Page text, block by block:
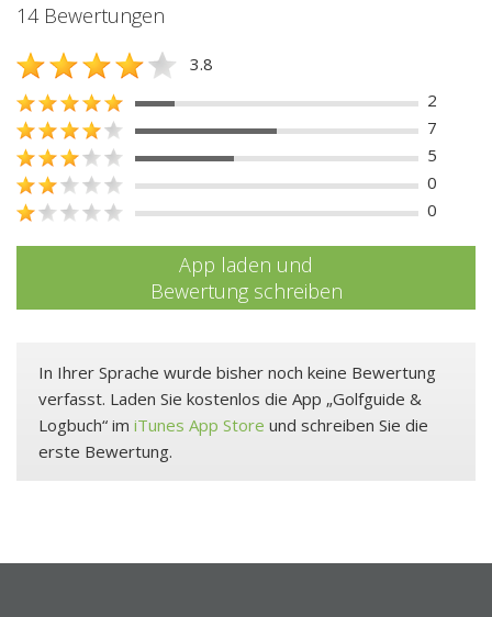
14 Bewertungen
3.8
2
7
5
0
0
App laden und
Bewertung schreiben
In Ihrer Sprache wurde bisher noch keine Bewertung
verfasst. Laden Sie kostenlos die App „Golfguide &
Logbuch“ im iTunes App Store und schreiben Sie die
erste Bewertung.